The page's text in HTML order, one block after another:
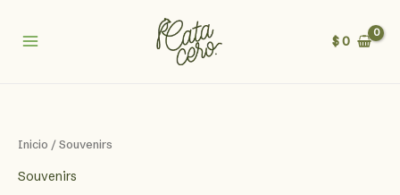
contenido
$0
Inicio / Souvenirs
Souvenirs